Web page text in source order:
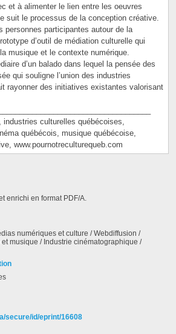
et à alimenter le lien entre les oeuvres
suit le processus de la conception créative.
personnes participantes autour de la
d’outil de médiation culturelle qui
musique et le contexte numérique.
d’un balado dans lequel la pensée des
qui souligne l’union des industries
rayonner des initiatives existantes valorisant
industries culturelles québécoises,
québécois, musique québécoise,
www.pournotreculturequeb.com
enrichi en format PDF/A.
numériques et culture / Webdiffusion /
musique / Industrie cinématographique /
secure/id/eprint/16608